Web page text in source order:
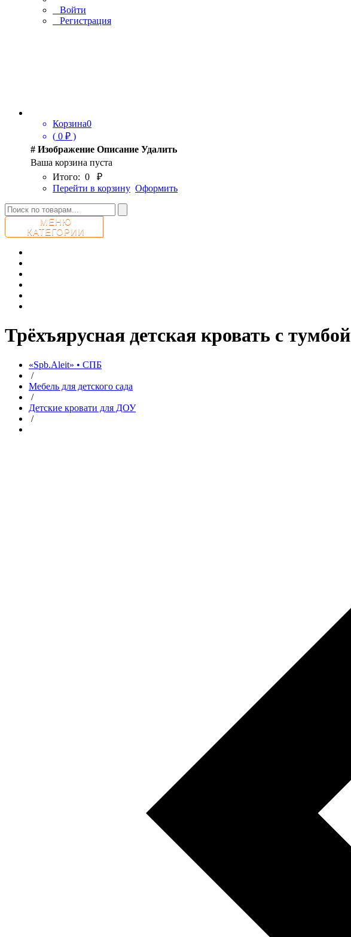
Войти
Регистрация
Корзина0
( 0 ₽ )
# Изображение Описание Удалить
Ваша корзина пуста
Итого: 0
₽
Перейти в корзину Оформить
МЕНЮ
КАТЕГОРИИ
Трёхъярусная детская кровать с тумбой
«Spb.Aleit» • СПБ
/
Мебель для детского сада
/
Детские кровати для ДОУ
/